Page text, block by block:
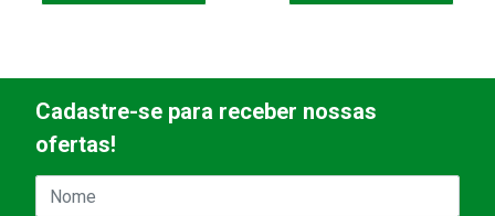
Cadastre-se para receber nossas
ofertas!